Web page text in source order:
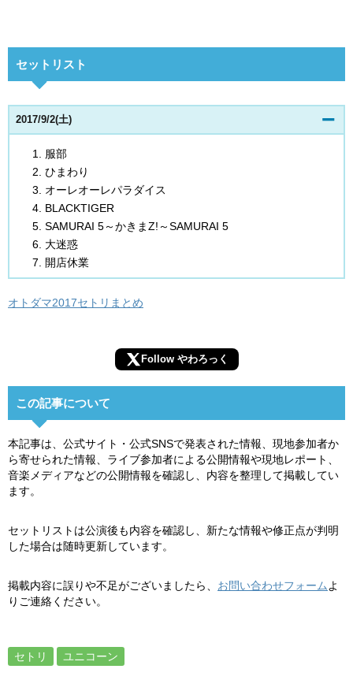
セットリスト
2017/9/2(土)
服部
ひまわり
オーレオーレパラダイス
BLACKTIGER
SAMURAI 5～かきまZ!～SAMURAI 5
大迷惑
開店休業
オトダマ2017セトリまとめ
Follow やわろっく
この記事について
本記事は、公式サイト・公式SNSで発表された情報、現地参加者か
ら寄せられた情報、ライブ参加者による公開情報や現地レポート、
音楽メディアなどの公開情報を確認し、内容を整理して掲載してい
ます。
セットリストは公演後も内容を確認し、新たな情報や修正点が判明
した場合は随時更新しています。
掲載内容に誤りや不足がございましたら、 お問い合わせフォーム よ
りご連絡ください。
セトリ ユニコーン